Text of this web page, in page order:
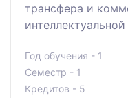
трансфера и
Год обучения - 1
Семестр - 1
Кредитов - 5